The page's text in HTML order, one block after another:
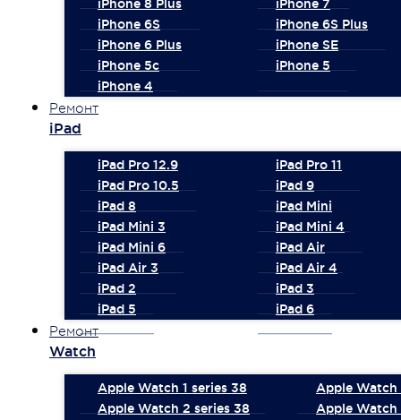
iPhone 8 Plus
iPhone 7
iPhone 6S
iPhone 6S Plus
iPhone 6 Plus
iPhone SE
iPhone 5c
iPhone 5
iPhone 4
Ремонт
iPad
iPad Pro 12.9
iPad Pro 11
iPad Pro 10.5
iPad 9
iPad 8
iPad Mini
iPad Mini 3
iPad Mini 4
iPad Mini 6
iPad Air
iPad Air 3
iPad Air 4
iPad 2
iPad 3
iPad 5
iPad 6
Ремонт
Watch
Apple Watch 1 series 38
Apple Watch
Apple Watch 2 series 38
Apple Watch